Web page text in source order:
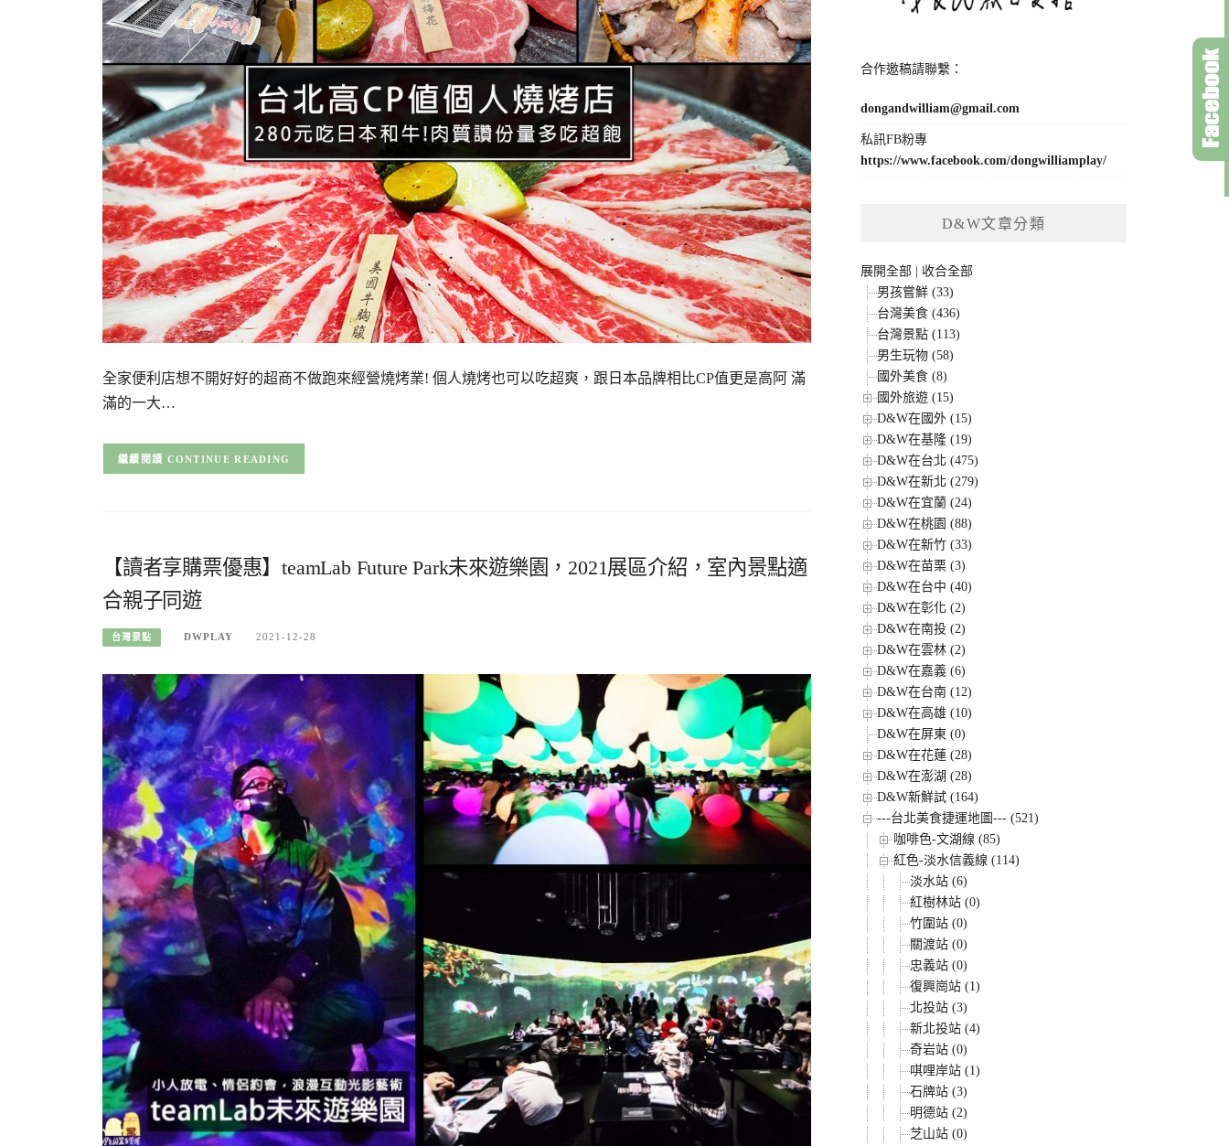
全家便利店想不開好好的超商不做跑來經營燒烤業! 個人燒烤也可以吃超爽，跟日本品牌相比CP值更是高阿 滿
滿的一大…
CONTINUE READING
【讀者享購票優惠】teamLab Future Park未來遊樂園，2021展區介紹，室內景點適
合親子同遊
台灣景點 DWPLAY 2021-12-28
合作邀稿請聯繫：
dongandwilliam@gmail.com
私訊FB粉專
https://www.facebook.com/dongwilliamplay/
D&W文章分類
展開全部
收合全部
男孩嘗鮮 (33)
台灣美食 (436)
台灣景點 (113)
男生玩物 (58)
國外美食 (8)
國外旅遊 (15)
D&W在國外 (15)
D&W在基隆 (19)
D&W在台北 (475)
D&W在新北 (279)
D&W在宜蘭 (24)
D&W在桃園 (88)
D&W在新竹 (33)
D&W在苗栗 (3)
D&W在台中 (40)
D&W在彰化 (2)
D&W在南投 (2)
D&W在雲林 (2)
D&W在嘉義 (6)
D&W在台南 (12)
D&W在高雄 (10)
D&W在屏東 (0)
D&W在花蓮 (28)
D&W在澎湖 (28)
D&W新鮮試 (164)
---台北美食捷運地圖--- (521)
咖啡色-文湖線 (85)
紅色-淡水信義線 (114)
淡水站 (6)
紅樹林站 (0)
竹圍站 (0)
關渡站 (0)
忠義站 (0)
復興崗站 (1)
北投站 (3)
新北投站 (4)
奇岩站 (0)
唭哩岸站 (1)
石牌站 (3)
明德站 (2)
芝山站 (0)